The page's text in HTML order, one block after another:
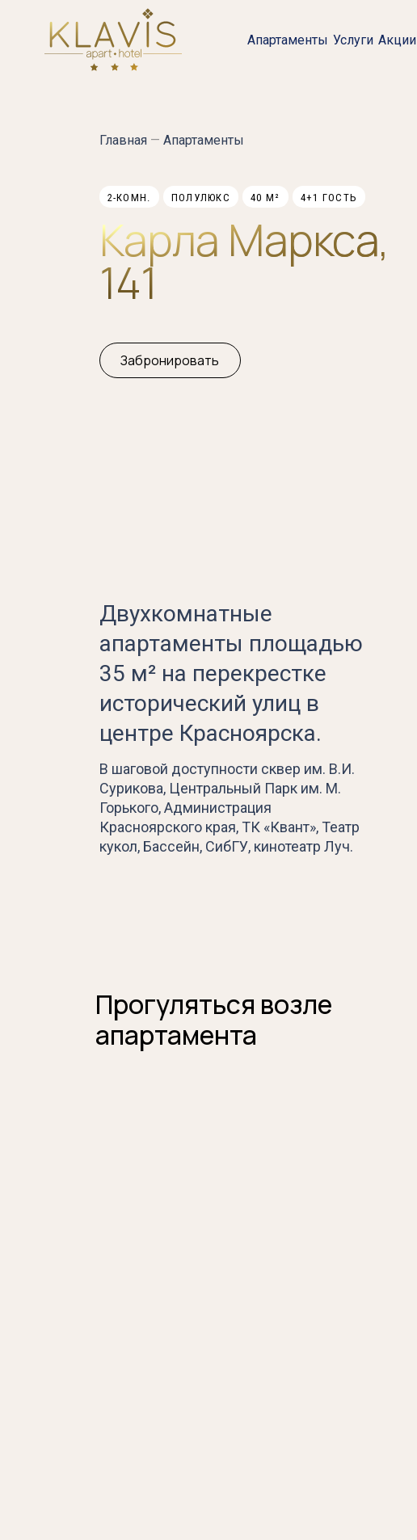
Апартаменты Услуги Акции
Главная— Апартаменты
2-КОМН. ПОЛУЛЮКС 40 М² 4+1 ГОСТЬ
Карла Маркса,
141
Забронировать
Двухкомнатные
апартаменты площадью
35 м² на перекрестке
исторический улиц в
центре Красноярска.
В шаговой доступности сквер им. В.И.
Сурикова, Центральный Парк им. М.
Горького, Администрация
Красноярского края, ТК «Квант», Театр
кукол, Бассейн, СибГУ, кинотеатр Луч.
Прогуляться возле
апартамента